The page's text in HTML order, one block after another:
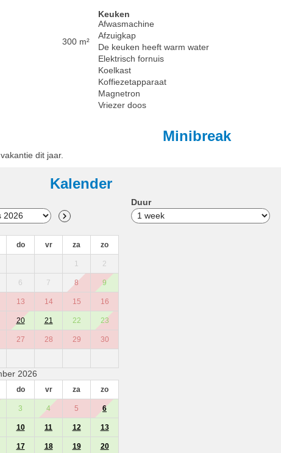
300 m²
Keuken
Afwasmachine
Afzuigkap
De keuken heeft warm water
Elektrisch fornuis
Koelkast
Koffiezetapparaat
Magnetron
Vriezer doos
Minibreak
dit jaar.
Kalender
do vr za zo
1 2
6 7 8 9
13 14 15 16
20 21 22 23
27 28 29 30
2026
do vr za zo
3 4 5 6
10 11 12 13
17 18 19 20
Duur